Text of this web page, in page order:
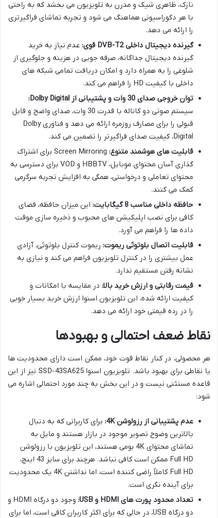
نازک، ظاهری شیک و مدرن به تلویزیون می بخشد که به راحتی
با هر دکوراسیونی هماهنگ می شود و تجربه تماشای فراگیرتری
را ارائه می دهد.
گیرنده دیجیتال داخلی DVB-T2 قوی:
عدم نیاز به خرید
گیرنده دیجیتال جداگانه، صرفه جویی در هزینه و جلوگیری از
شلوغی را به همراه دارد و امکان دریافت تمامی شبکه های
داخلی با کیفیت HD را فراهم می کند.
توان خروجی صدای 30 وات و پشتیبانی از Dolby Digital:
سیستم صوتی دو کاناله با قدرت 30 وات، صدای واضح و قابل
قبولی را برای مصارف روزمره ارائه می دهد و فناوری Dolby
Digital، کیفیت صدای فراگیرتر را تضمین می کند.
قابلیت های هوشمند متنوع:
Screen Mirroring برای اشتراک
گذاری آسان محتوای موبایل، HBBTV و VOD برای دسترسی به
محتوای تعاملی و درخواستی، همگی به افزایش تجربه سرگرمی
کمک می کنند.
حافظه داخلی مناسب 8 گیگابایت:
این میزان حافظه، فضای
کافی برای نصب اپلیکیشن های محبوب و ذخیره سازی موقت
داده ها را فراهم می آورد.
قابلیت اتصال بلوتوثی ریموت: ریموت کنترل بلوتوثی، آزادی
عمل بیشتری را در کنترل تلویزیون فراهم می کند و نیازی به
نشانه رفتن مستقیم ندارد.
قیمت رقابتی و ارزش خرید بالا: در مقایسه با امکانات و
کیفیت ارائه شده، این تلویزیون اسنوا ارزش خرید بسیار خوبی
را در رده قیمتی خود ارائه می دهد.
نقاط ضعف احتمالی و بهبودها
هر محصولی، در کنار نقاط قوت خود، ممکن است دارای محدودیت ها
یا نقاطی برای بهبود باشد. تلویزیون اسنوا SSD-43SA625 نیز از این
قاعده مستثنی نیست و در این بخش به چند مورد احتمالی اشاره می
شود:
عدم پشتیبانی از رزولوشن 4K:
برای کاربرانی که به دنبال
بالاترین وضوح تصویر موجود در بازار هستند و مایل به
تماشای محتوای 4K بومی هستند، این تلویزیون با رزولوشن
Full HD ممکن است کافی نباشد. هرچند برای سایز 43 اینچ،
Full HD کاملاً راضی کننده است، اما نداشتن 4K یک محدودیت
برای آینده نگری است.
تعداد محدود پورت های HDMI و USB:
وجود دو درگاه HDMI و
دو درگاه USB، در حالی که برای اکثر کاربران کافی است، اما برای